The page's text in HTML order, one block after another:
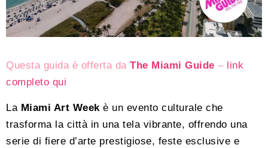
Questa guida è offerta da The Miami Guide – link
completo qui
La Miami Art Week è un evento culturale che
trasforma la città in una tela vibrante, offrendo una
serie di fiere d’arte prestigiose, feste esclusive e